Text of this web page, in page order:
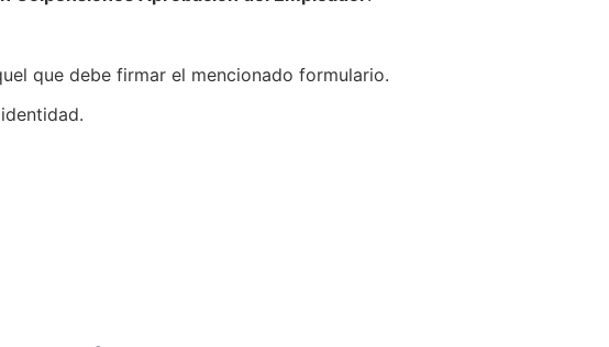
que debe firmar el mencionado formulario.